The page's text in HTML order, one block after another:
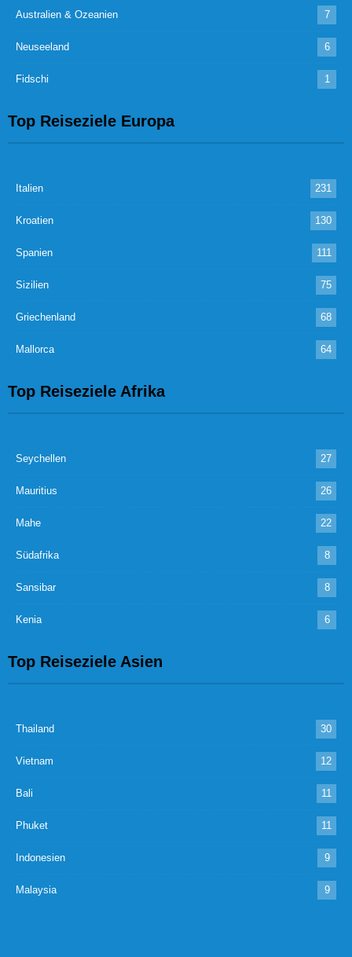
Australien & Ozeanien 7
Neuseeland 6
Fidschi 1
Top Reiseziele Europa
Italien 231
Kroatien 130
Spanien 111
Sizilien 75
Griechenland 68
Mallorca 64
Top Reiseziele Afrika
Seychellen 27
Mauritius 26
Mahe 22
Südafrika 8
Sansibar 8
Kenia 6
Top Reiseziele Asien
Thailand 30
Vietnam 12
Bali 11
Phuket 11
Indonesien 9
Malaysia 9